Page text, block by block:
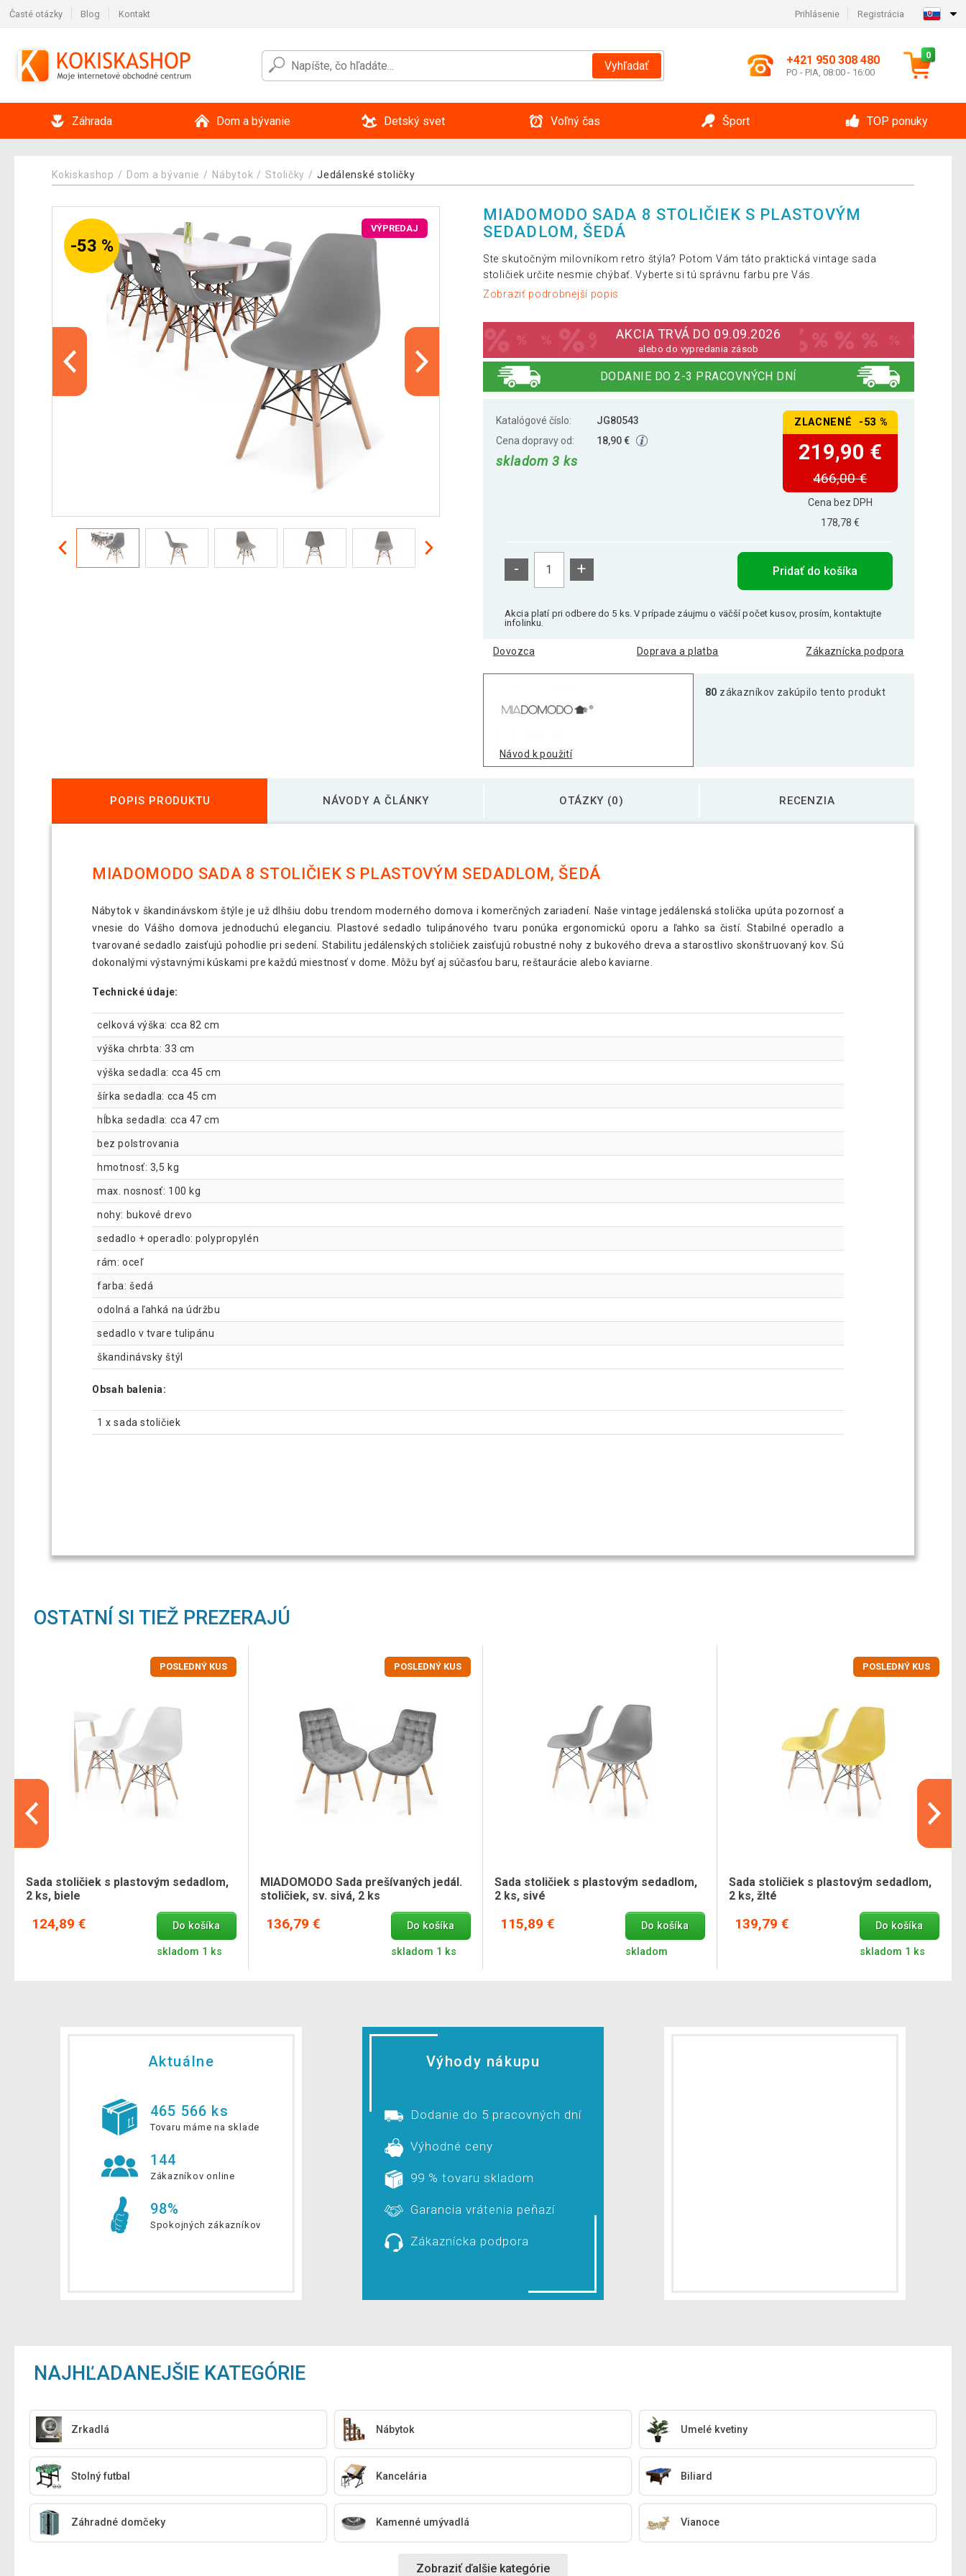
Časté otázky Blog Kontakt Prihlásenie Registrácia
Vyhľadať +421 950 308 480
PO - PIA, 08:00 - 16:00
0
Záhrada Dom a bývanie Detský svet Voľný čas Šport TOP ponuky
Kokiskashop Dom a bývanie Nábytok Stoličky Jedálenské stoličky
-53 %
VÝPREDAJ
MIADOMODO SADA 8 STOLIČIEK S PLASTOVÝM
SEDADLOM, ŠEDÁ
Ste skutočným milovníkom retro štýla? Potom Vám táto praktická vintage sada
stoličiek určite nesmie chýbať. Vyberte si tú správnu farbu pre Vás.
Zobraziť podrobnejší popis
AKCIA TRVÁ DO 09.09.2026
alebo do vypredania zásob
DODANIE DO 2-3 PRACOVNÝCH DNÍ
Katalógové číslo:
JG80543
Cena dopravy od:
18,90 €
skladom 3 ks
ZLACNENÉ -53 %
219,90 €
466,00 €
Cena bez DPH
178,78 €
- + Pridať do košíka
Akcia platí pri odbere do 5 ks. V prípade záujmu o väčší počet kusov, prosím, kontaktujte
infolinku.
Dovozca Doprava a platba Zákaznícka podpora
Návod k použití
80 zákazníkov zakúpilo tento produkt
POPIS PRODUKTU NÁVODY A ČLÁNKY OTÁZKY (0) RECENZIA
MIADOMODO SADA 8 STOLIČIEK S PLASTOVÝM SEDADLOM, ŠEDÁ
Nábytok v škandinávskom štýle je už dlhšiu dobu trendom moderného domova i komerčných zariadení. Naše vintage jedálenská stolička upúta pozornosť a
vnesie do Vášho domova jednoduchú eleganciu. Plastové sedadlo tulipánového tvaru ponúka ergonomickú oporu a ľahko sa čistí. Stabilné operadlo a
tvarované sedadlo zaisťujú pohodlie pri sedení. Stabilitu jedálenských stoličiek zaisťujú robustné nohy z bukového dreva a starostlivo skonštruovaný kov. Sú
dokonalými výstavnými kúskami pre každú miestnosť v dome. Môžu byť aj súčasťou baru, reštaurácie alebo kaviarne.
Technické údaje:
celková výška: cca 82 cm
výška chrbta: 33 cm
výška sedadla: cca 45 cm
šírka sedadla: cca 45 cm
hĺbka sedadla: cca 47 cm
bez polstrovania
hmotnosť: 3,5 kg
max. nosnosť: 100 kg
nohy: bukové drevo
sedadlo + operadlo: polypropylén
rám: oceľ
farba: šedá
odolná a ľahká na údržbu
sedadlo v tvare tulipánu
škandinávsky štýl
Obsah balenia:
1 x sada stoličiek
OSTATNÍ SI TIEŽ PREZERAJÚ
POSLEDNÝ KUS
Sada stoličiek s plastovým sedadlom,
2 ks, biele
124,89 € Do košíka
skladom 1 ks
POSLEDNÝ KUS
MIADOMODO Sada prešívaných jedál.
stoličiek, sv. sivá, 2 ks
136,79 € Do košíka
skladom 1 ks
Sada stoličiek s plastovým sedadlom,
2 ks, sivé
115,89 € Do košíka
skladom
POSLEDNÝ KUS
Sada stoličiek s plastovým sedadlom,
2 ks, žlté
139,79 € Do košíka
skladom 1 ks
Aktuálne
465 566 ks
Tovaru máme na sklade
144
Zákazníkov online
98%
Spokojných zákazníkov
Výhody nákupu
Dodanie do 5 pracovných dní
Výhodné ceny
99 % tovaru skladom
Garancia vrátenia peňazí
Zákaznícka podpora
NAJHĽADANEJŠIE KATEGÓRIE
Zrkadlá Nábytok Umelé kvetiny
Stolný futbal Kancelária Biliard
Záhradné domčeky Kamenné umývadlá Vianoce
Zobraziť ďalšie kategórie